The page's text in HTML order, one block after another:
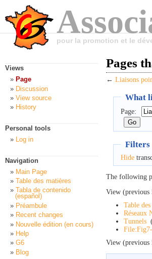
pour la promotion et le
Pages
← Liaisons
What
Page:
Filters
Hide
The following
View (previous
Table
Réseaux
Tunnels
View (previous
Views
Page
Discussion
View source
History
Personal tools
Log in
Navigation
Main Page
Table des matières
Tabla de contenido
(español)
Préambule
Recent changes
Nouvelle édition (en cours)
Help
G6
Blog